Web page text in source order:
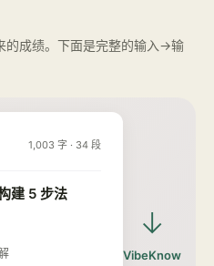
的成绩。下面是完整的输入→输
1,003 字 · 34 段
建 5 步法
→
VibeKnow